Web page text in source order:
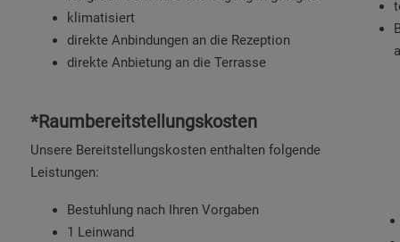
klimatisiert
direkte Anbindungen an die Rezeption
direkte Anbietung an die Terrasse
*Raumbereitstellungskosten
Unsere Bereitstellungskosten enthalten folgende
Leistungen:
Bestuhlung nach Ihren Vorgaben
1 Leinwand